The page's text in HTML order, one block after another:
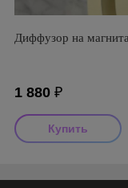
Диффузор на
1 880 ₽